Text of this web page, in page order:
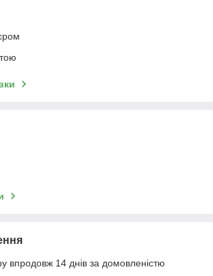
впродовж 14 днів за домовленістю